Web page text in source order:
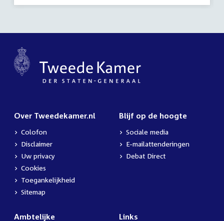
Over Tweedekamer.nl
Colofon
Disclaimer
Uw privacy
Cookies
Toegankelijkheid
Sitemap
Blijf op de hoogte
Sociale media
E-mailattenderingen
Debat Direct
Ambtelijke Links